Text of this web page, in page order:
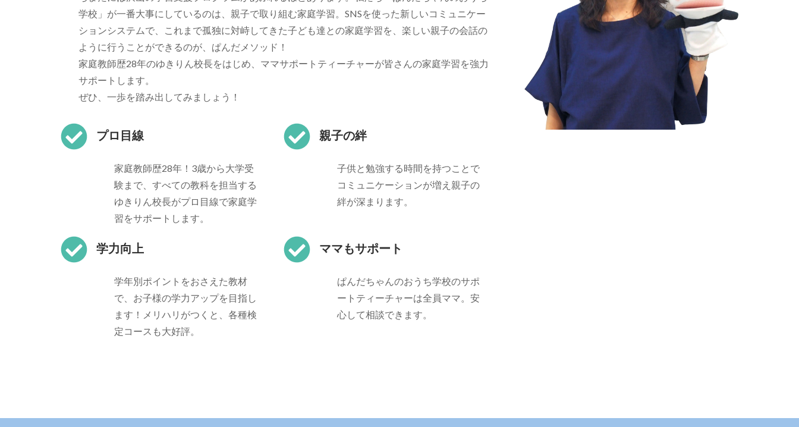
学校」が一番大事にしているのは、親子で取り組む家庭学習。SNSを使った新しいコミュニケー
ションシステムで、これまで孤独に対峙してきた子ども達との家庭学習を、楽しい親子の会話の
ように行うことができるのが、ぱんだメソッド！
家庭教師歴28年のゆきりん校長をはじめ、ママサポートティーチャーが皆さんの家庭学習を強力
サポートします。
ぜひ、一歩を踏み出してみましょう！
プロ目線
家庭教師歴28年！3歳から大学受
験まで、すべての教科を担当する
ゆきりん校長がプロ目線で家庭学
習をサポートします。
親子の絆
子供と勉強する時間を持つことで
コミュニケーションが増え親子の
絆が深まります。
学力向上
学年別ポイントをおさえた教材
で、お子様の学力アップを目指し
ます！メリハリがつくと、各種検
定コースも大好評。
ママもサポート
ぱんだちゃんのおうち学校のサポ
ートティーチャーは全員ママ。安
心して相談できます。